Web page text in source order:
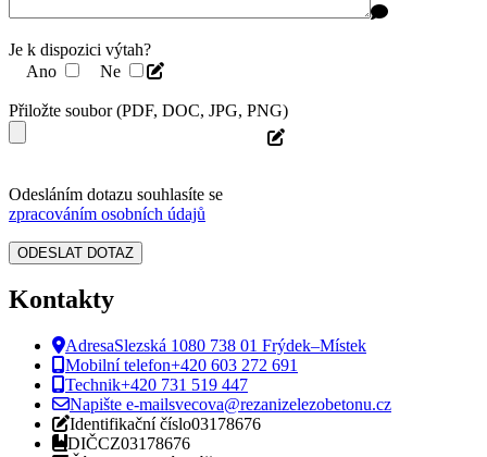
Je k dispozici výtah?
Ano
Ne
Přiložte soubor (PDF, DOC, JPG, PNG)
Odesláním dotazu souhlasíte se
zpracováním osobních údajů
Kontakty
AdresaSlezská 1080 738 01 Frýdek–Místek
Mobilní telefon+420 603 272 691
Technik+420 731 519 447
Napište e-mailsvecova@rezanizelezobetonu.cz
Identifikační číslo03178676
DIČCZ03178676